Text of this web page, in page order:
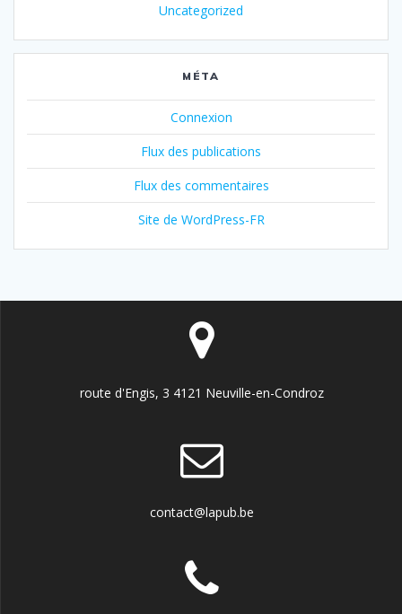
Uncategorized
MÉTA
Connexion
Flux des publications
Flux des commentaires
Site de WordPress-FR
route d'Engis, 3 4121 Neuville-en-Condroz
contact@lapub.be